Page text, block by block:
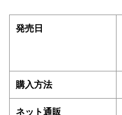
発売日
購入方法
ネット通販